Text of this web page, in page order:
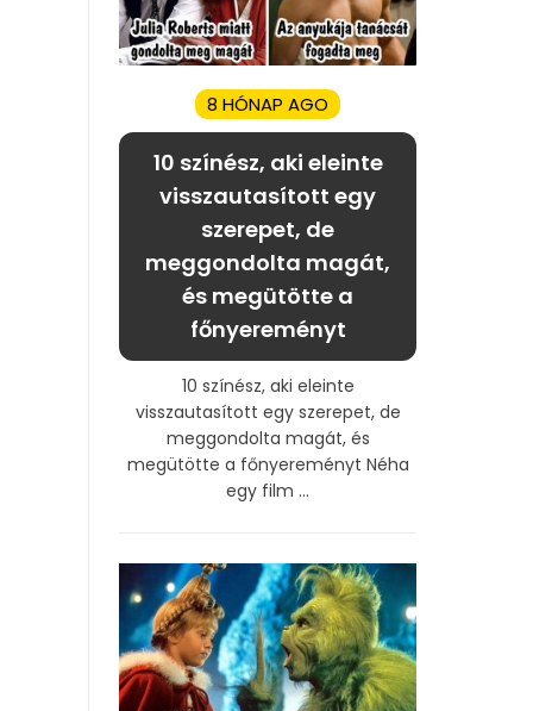
8 HÓNAP AGO
10 színész, aki eleinte
visszautasított egy
szerepet, de
meggondolta magát,
és megütötte a
főnyereményt
10 színész, aki eleinte
visszautasított egy szerepet, de
meggondolta magát, és
megütötte a főnyereményt Néha
egy film ...